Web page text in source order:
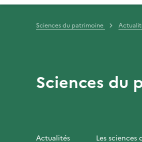
Sciences du patrimoine
Sciences du
Actualités Les